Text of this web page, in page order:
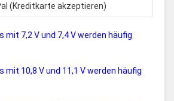
(Kreditkarte akzeptieren)
mit 7,2 V und 7,4 V werden häufig
mit 10,8 V und 11,1 V werden häufig